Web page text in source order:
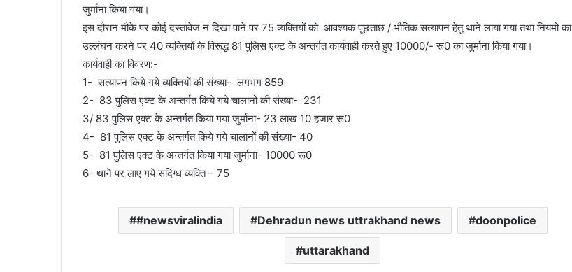
जुर्माना किया गया।
इस दौरान मौके पर कोई दस्तावेज न दिखा पाने पर 75 व्यक्तियों को आवश्यक पूछताछ / भौतिक सत्यापन हेतु थाने लाया गया तथा नियमो का
उल्लंघन करने पर 40 व्यक्तियों के विरूद्ध 81 पुलिस एक्ट के अन्तर्गत कार्यवाही करते हुए 10000/- रू0 का जुर्माना किया गया।
कार्यवाही का विवरण:-
1- सत्यापन किये गये व्यक्तियों की संख्या- लगभग 859
2- 83 पुलिस एक्ट के अन्तर्गत किये गये चालानों की संख्या- 231
3/ 83 पुलिस एक्ट के अन्तर्गत किया गया जुर्माना- 23 लाख 10 हजार रू0
4- 81 पुलिस एक्ट के अन्तर्गत किये गये चालानों की संख्या- 40
5- 81 पुलिस एक्ट के अन्तर्गत किया गया जुर्माना- 10000 रू0
6- थाने पर लाए गये संदिग्ध व्यक्ति – 75
#newsviralindia Dehradun news uttrakhand news doonpolice
uttarakhand